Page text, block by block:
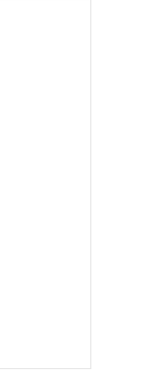
プ
・ペースト